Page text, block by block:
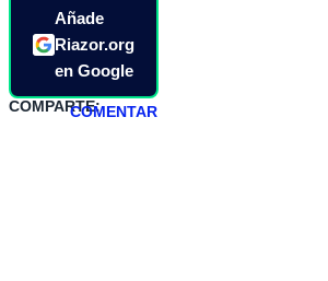
Añade
Riazor.org
en Google
COMPARTE:COMENTAR